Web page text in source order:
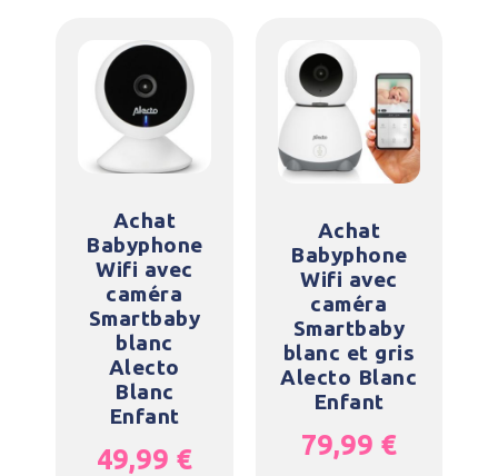
Achat
Babyphone
Wifi avec
caméra
Smartbaby
blanc
Alecto
Blanc
Enfant
49,99 €
Achat
Babyphone
Wifi avec
caméra
Smartbaby
blanc et gris
Alecto Blanc
Enfant
79,99 €